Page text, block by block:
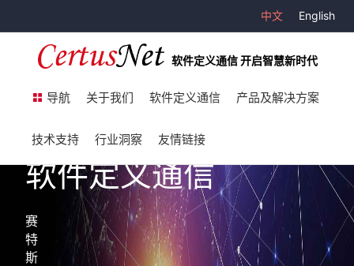
中文 English
软件定义通信 开启智慧新时代
导航 关于我们 软件定义通信 产品及解决方案
技术支持 行业洞察 友情链接
软件定义通信
赛
特
斯